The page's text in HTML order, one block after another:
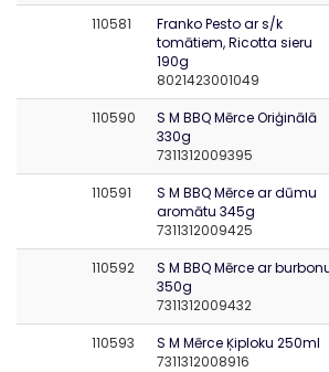
110581
Franko Pesto ar s/k
tomātiem, Ricotta sieru
190g
8021423001049
110590
S M BBQ Mērce Oriģinālā
330g
7311312009395
110591
S M BBQ Mērce ar dūmu
aromātu 345g
7311312009425
110592
S M BBQ Mērce ar
350g
7311312009432
110593
S M Mērce Ķiploku 250ml
7311312008916